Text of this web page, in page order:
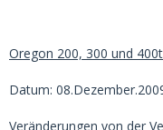
Oregon 200, 300 und
Datum:
Veränderungen von der